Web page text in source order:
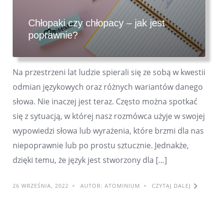
Chłopaki czy chłopacy – jak jest
poprawnie?
Na przestrzeni lat ludzie spierali się ze sobą w kwestii
odmian językowych oraz różnych wariantów danego
słowa. Nie inaczej jest teraz. Często można spotkać
się z sytuacją, w której nasz rozmówca użyje w swojej
wypowiedzi słowa lub wyrażenia, które brzmi dla nas
niepoprawnie lub po prostu sztucznie. Jednakże,
dzięki temu, że język jest stworzony dla […]
26 WRZEŚNIA, 2022 AUTOR: ATOMINIUM CZYTAJ DALEJ